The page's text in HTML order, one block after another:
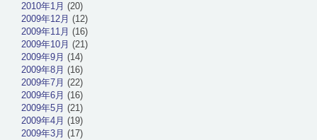
2010年1月 (20)
2009年12月 (12)
2009年11月 (16)
2009年10月 (21)
2009年9月 (14)
2009年8月 (16)
2009年7月 (22)
2009年6月 (16)
2009年5月 (21)
2009年4月 (19)
2009年3月 (17)